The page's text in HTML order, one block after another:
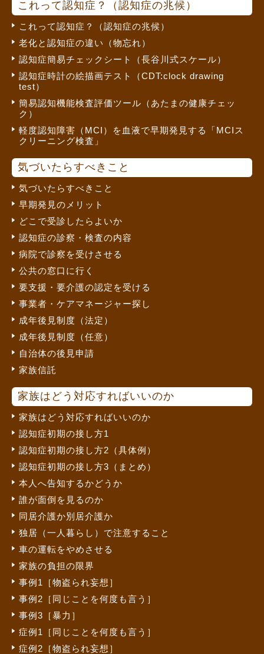
これって認知症？（認知症の兆候）
これって認知症？（認知症の兆候）
老化と認知症の違い（物忘れ）
認知症簡易チェックシート（長谷川式スケール）
認知症時計の絵描画テスト（CDT:clock drawing
test）
簡易認知機能検査評価ツール（あたまの健康チェッ
ク）
軽度認知障害（MCI）を血液で早期発見する「MCIス
クリーニング検査」
気づいたらすべきこと
気づいたらすべきこと
早期発見のメリット
どこで受診したらよいか
認知症の診察・検査の内容
病院で診察を受けさせる
公共の窓口に行く
要支援・要介護の認定を受ける
事業者・ケアマネージャー探し
成年後見制度（法定）
成年後見制度（任意）
自治体の後見申請
家族信託
家族はどう対応すればいいのか
家族はどう対応すればいいのか
認知症初期の接し方1
認知症初期の接し方2（具体例）
認知症初期の接し方3（まとめ）
本人へ告知するかどうか
誰が面倒を見るのか
同居介護か別居介護か
独居（一人暮らし）で注意すること
車の運転をやめさせる
家族の負担の限界
事例1［物盗られ妄想］
事例2［同じことを何度も言う］
事例3［暴力］
症例1［同じことを何度も言う］
症例2［物盗られ妄想］